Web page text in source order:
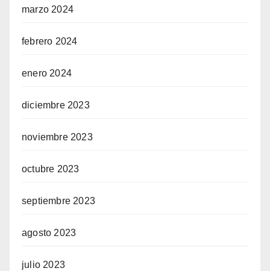
marzo 2024
febrero 2024
enero 2024
diciembre 2023
noviembre 2023
octubre 2023
septiembre 2023
agosto 2023
julio 2023